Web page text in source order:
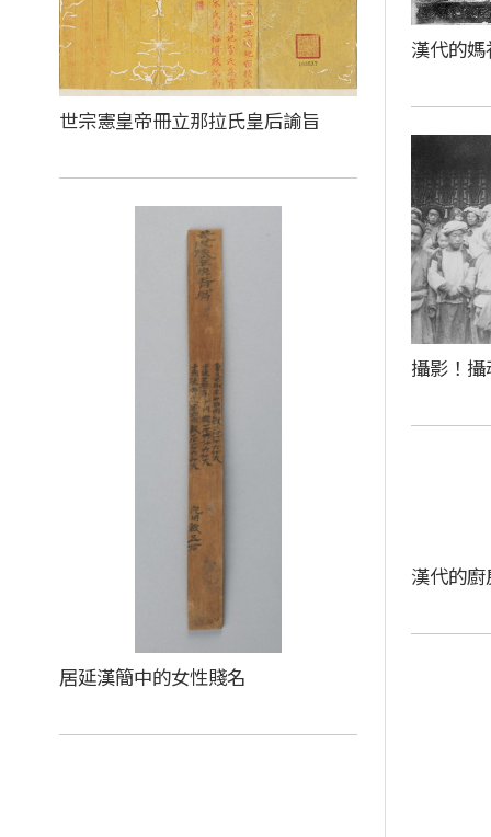
世宗憲皇帝冊立那拉氏皇后諭旨
漢代的
攝影！
居延漢簡中的女性賤名
漢代的廚